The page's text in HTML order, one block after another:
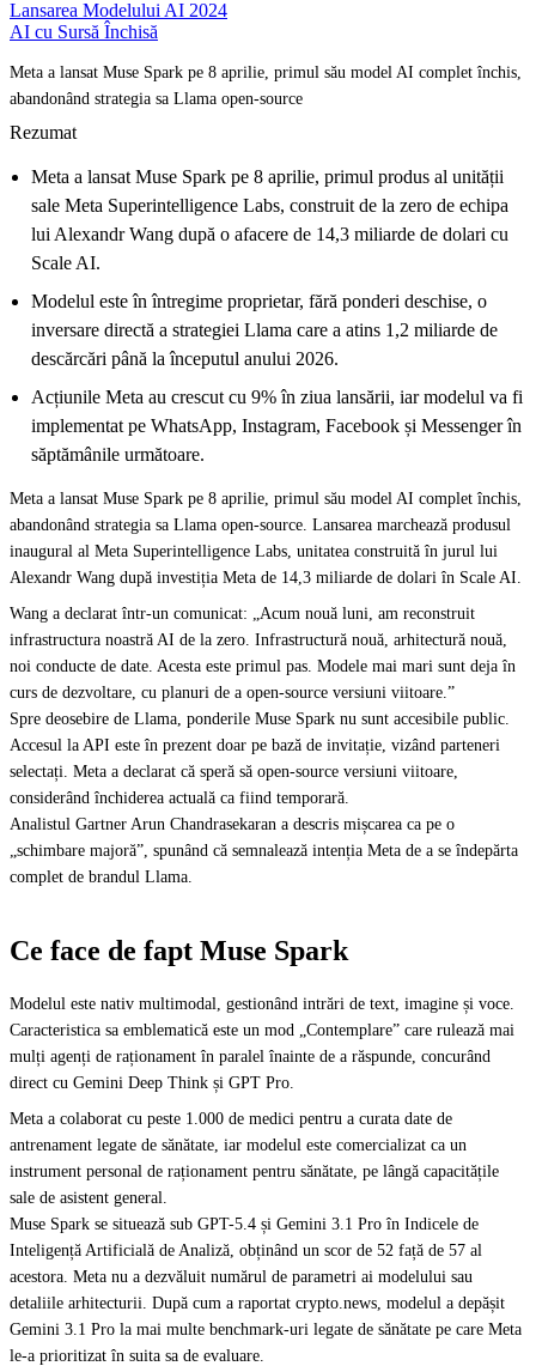
Lansarea Modelului AI 2024
AI cu Sursă Închisă
Meta a lansat Muse Spark pe 8 aprilie, primul său model AI complet închis,
abandonând strategia sa Llama open-source
Rezumat
Meta a lansat Muse Spark pe 8 aprilie, primul produs al unității
sale Meta Superintelligence Labs, construit de la zero de echipa
lui Alexandr Wang după o afacere de 14,3 miliarde de dolari cu
Scale AI.
Modelul este în întregime proprietar, fără ponderi deschise, o
inversare directă a strategiei Llama care a atins 1,2 miliarde de
descărcări până la începutul anului 2026.
Acțiunile Meta au crescut cu 9% în ziua lansării, iar modelul va fi
implementat pe WhatsApp, Instagram, Facebook și Messenger în
săptămânile următoare.
Meta a lansat Muse Spark pe 8 aprilie, primul său model AI complet închis,
abandonând strategia sa Llama open-source. Lansarea marchează produsul
inaugural al Meta Superintelligence Labs, unitatea construită în jurul lui
Alexandr Wang după investiția Meta de 14,3 miliarde de dolari în Scale AI.
Wang a declarat într-un comunicat: „Acum nouă luni, am reconstruit
infrastructura noastră AI de la zero. Infrastructură nouă, arhitectură nouă,
noi conducte de date. Acesta este primul pas. Modele mai mari sunt deja în
curs de dezvoltare, cu planuri de a open-source versiuni viitoare.”
Spre deosebire de Llama, ponderile Muse Spark nu sunt accesibile public.
Accesul la API este în prezent doar pe bază de invitație, vizând parteneri
selectați. Meta a declarat că speră să open-source versiuni viitoare,
considerând închiderea actuală ca fiind temporară.
Analistul Gartner Arun Chandrasekaran a descris mișcarea ca pe o
„schimbare majoră”, spunând că semnalează intenția Meta de a se îndepărta
complet de brandul Llama.
Ce face de fapt Muse Spark
Modelul este nativ multimodal, gestionând intrări de text, imagine și voce.
Caracteristica sa emblematică este un mod „Contemplare” care rulează mai
mulți agenți de raționament în paralel înainte de a răspunde, concurând
direct cu Gemini Deep Think și GPT Pro.
Meta a colaborat cu peste 1.000 de medici pentru a curata date de
antrenament legate de sănătate, iar modelul este comercializat ca un
instrument personal de raționament pentru sănătate, pe lângă capacitățile
sale de asistent general.
Muse Spark se situează sub GPT-5.4 și Gemini 3.1 Pro în Indicele de
Inteligență Artificială de Analiză, obținând un scor de 52 față de 57 al
acestora. Meta nu a dezvăluit numărul de parametri ai modelului sau
detaliile arhitecturii. După cum a raportat crypto.news, modelul a depășit
Gemini 3.1 Pro la mai multe benchmark-uri legate de sănătate pe care Meta
le-a prioritizat în suita sa de evaluare.